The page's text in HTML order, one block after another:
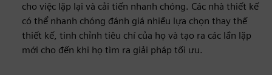
cho việc lặp lại và cải tiến nhanh chóng. Các nhà thiết kế
có thể nhanh chóng đánh giá nhiều lựa chọn thay thế
thiết kế, tinh chỉnh tiêu chí của họ và tạo ra các lần lặp
mới cho đến khi họ tìm ra giải pháp tối ưu.